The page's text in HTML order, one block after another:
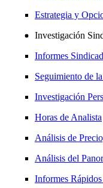
Estrategia y
Investigación
Informes
Seguimiento de
Investigación
Horas de Analista
Análisis de
Análisis del
Informes